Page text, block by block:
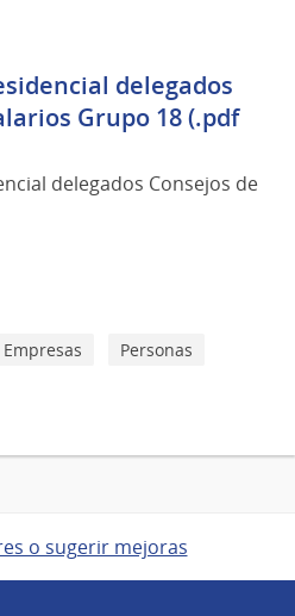
delegados
Grupo 18 (.pdf
delegados Consejos de
Empresas
Personas
o sugerir mejoras